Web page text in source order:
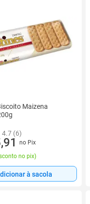
Maizena
4.7 (6)
no Pix
no pix)
à sacola